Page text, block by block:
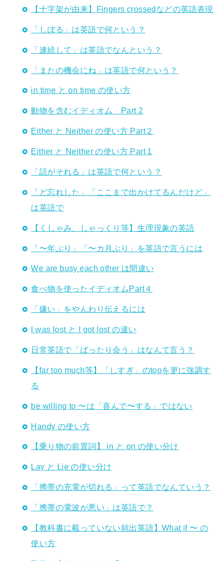
【十字架が由来】Fingers crossedなどの英語表現
「しぼる」は英語で何という？
「連続して」は英語でなんという？
「またの機会にね」は英語で何という？
in time と on time の使い方
動物を含むイディオム Part 2
Either と Neither の使い方 Part２
Either と Neither の使い方 Part 1
「話がそれる」は英語で何という？
「ど忘れした」「ここまで出かけてるんだけど」
は英語で
【くしゃみ、しゃっくり等】生理現象の英語
「〜年ぶり」「〜カ月ぶり」を英語で言うには
We are busy each other は間違い
食べ物を使ったイディオムPart４
「嫌い」をやんわり伝えるには
I was lost と I got lost の違い
日常英語で「ばったり会う」はなんて言う？
【far too much等】「しすぎ」のtooを更に強調す
る
be willing to 〜は「喜んで〜する」ではない
Handy の使い方
【乗り物の前置詞】 in と on の使い分け
Lay と Lie の使い分け
「携帯の充電が切れる」って英語でなんていう？
「携帯の電波が悪い」は英語で？
【教科書に載っていない頻出英語】What if 〜 の
使い方